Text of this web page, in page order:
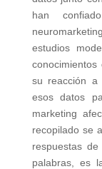
han
estudios
su reacción a
esos datos
marketing
recopilado se
respuestas
palabras, es